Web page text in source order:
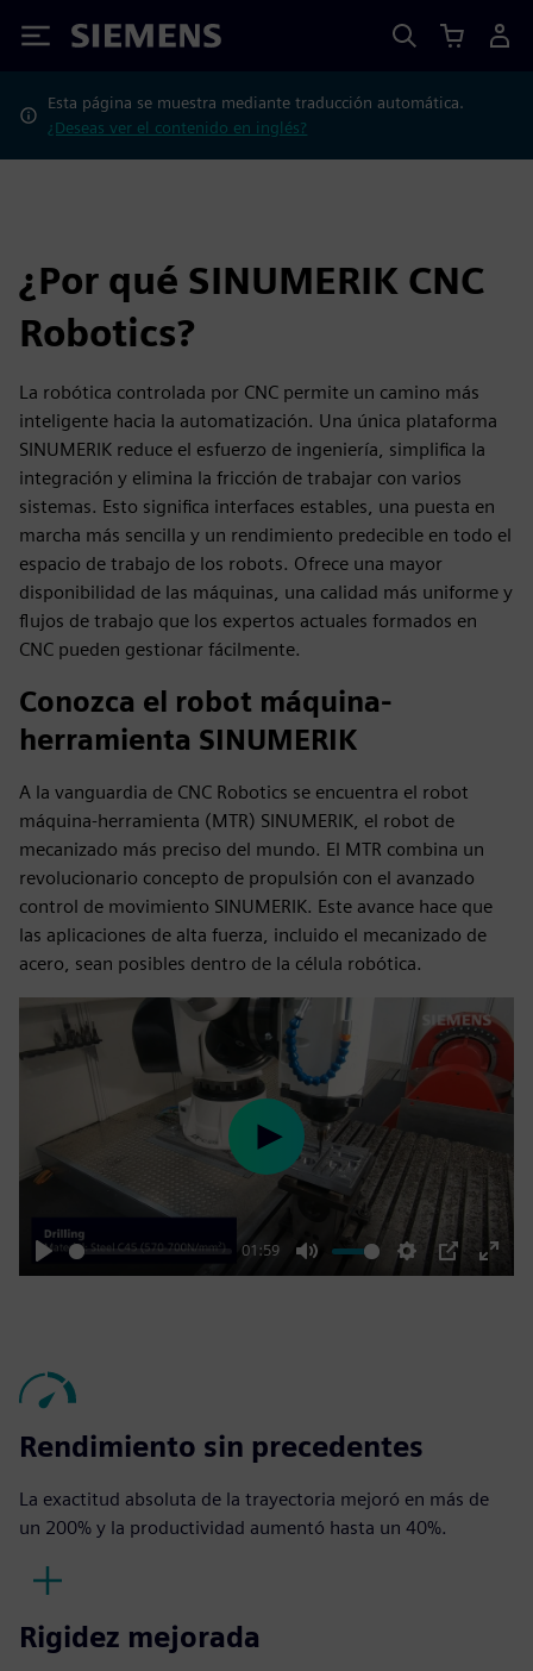
Siemens
Esta página se muestra mediante traducción automática.
¿Deseas ver el contenido en inglés?
¿Por qué SINUMERIK CNC
Robotics?
La robótica controlada por CNC permite un camino más
inteligente hacia la automatización. Una única plataforma
SINUMERIK reduce el esfuerzo de ingeniería, simplifica la
integración y elimina la fricción de trabajar con varios
sistemas. Esto significa interfaces estables, una puesta en
marcha más sencilla y un rendimiento predecible en todo el
espacio de trabajo de los robots. Ofrece una mayor
disponibilidad de las máquinas, una calidad más uniforme y
flujos de trabajo que los expertos actuales formados en
CNC pueden gestionar fácilmente.
Conozca el robot máquina-
herramienta SINUMERIK
A la vanguardia de CNC Robotics se encuentra el robot
máquina-herramienta (MTR) SINUMERIK, el robot de
mecanizado más preciso del mundo. El MTR combina un
revolucionario concepto de propulsión con el avanzado
control de movimiento SINUMERIK. Este avance hace que
las aplicaciones de alta fuerza, incluido el mecanizado de
acero, sean posibles dentro de la célula robótica.
Play
01:59
Mute Settings
PIP
Enter
Play
Rendimiento sin precedentes
La exactitud absoluta de la trayectoria mejoró en más de
un 200% y la productividad aumentó hasta un 40%.
Rigidez mejorada